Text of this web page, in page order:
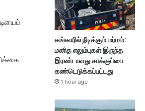
கங்காரில் நீடிக்கும் மர்மம்:
மனித எலும்புகள் இருந்த
இரண்டாவது சாக்குப்பை
கண்டெடுக்கப்பட்டது
1 hour ago